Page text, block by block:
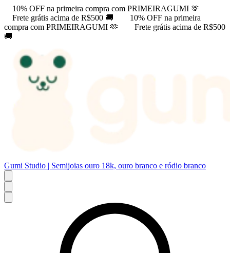
10% OFF na primeira compra com PRIMEIRAGUMI 🫶
Frete grátis acima de R$500 🚚
10% OFF na primeira
compra com PRIMEIRAGUMI 🫶
Frete grátis acima de R$500
🚚
Gumi Studio | Semijoias ouro 18k, ouro branco e ródio branco